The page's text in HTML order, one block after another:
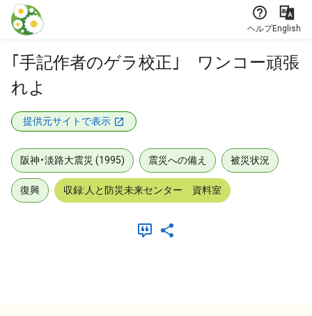
本文に飛ぶ
ヘルプEnglish
｢手記作者のゲラ校正｣ ワンコー頑張
れよ
提供元サイトで表示
阪神・淡路大震災 (1995) 震災への備え 被災状況
復興 収録:人と防災未来センター 資料室